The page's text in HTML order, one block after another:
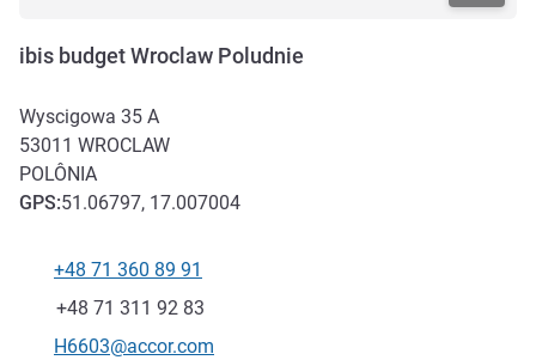
ibis budget Wroclaw Poludnie
Wyscigowa 35 A
53011 WROCLAW
POLÔNIA
GPS:51.06797, 17.007004
Telefone
+48 71 360 89 91
Fax
+48 71 311 92 83
E-mail de contacto
H6603@accor.com